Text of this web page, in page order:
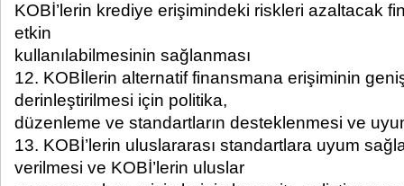
KOBİ’lerin krediye erişimindeki riskleri azaltacak
etkin
kullanılabilmesinin sağlanması
12. KOBİlerin alternatif finansmana erişiminin
derinleştirilmesi için politika,
düzenleme ve standartların desteklenmesi ve
13. KOBİ’lerin uluslararası standartlara uyum
verilmesi ve KOBİ’lerin uluslar